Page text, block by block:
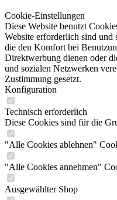
Cookie-Einstellungen
Diese Website benutzt
Website erforderlich sind und
die den Komfort bei
Direktwerbung dienen oder
und sozialen Netzwerken
Zustimmung gesetzt.
Konfiguration
Technisch erforderlich
Diese Cookies sind für die
"Alle Cookies ablehnen"
"Alle Cookies annehmen"
Ausgewählter Shop